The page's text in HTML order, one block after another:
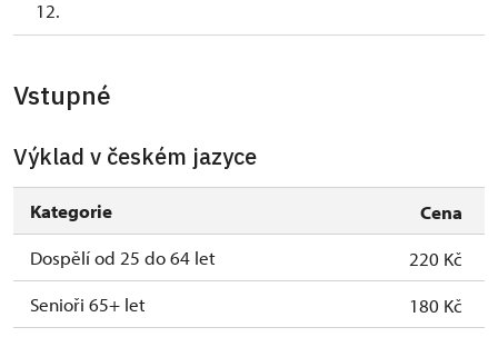
12.
Vstupné
Výklad v českém jazyce
Kategorie
Cena
Dospělí od 25 do 64 let
220 Kč
Senioři 65+ let
180 Kč